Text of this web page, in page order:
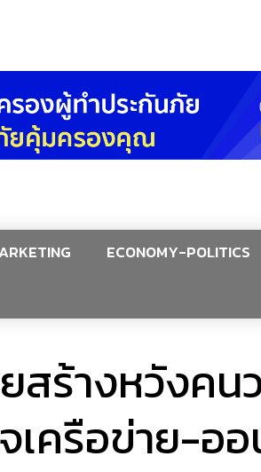
ECONOMY-POLITICS
สร้างหวังคน
ครือข่าย-ออ